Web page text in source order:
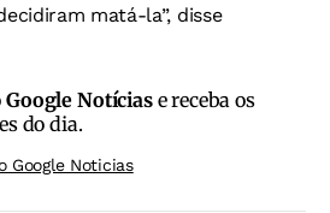
matá-la”, disse
Google Notíciase receba os
do dia.
Google Noticias